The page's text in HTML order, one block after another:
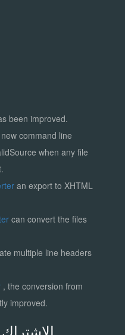
been improved.
command line
when any file
an export to XHTML
can convert the files
multiple line headers
, the conversion from
improved.